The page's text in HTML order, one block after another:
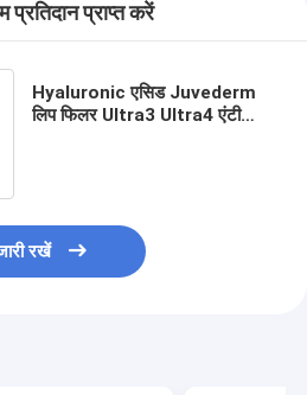
प्रतिदान प्राप्त करें
Hyaluronic एसिड Juvederm
लिप फिलर Ultra3 Ultra4 एंटी
रखें